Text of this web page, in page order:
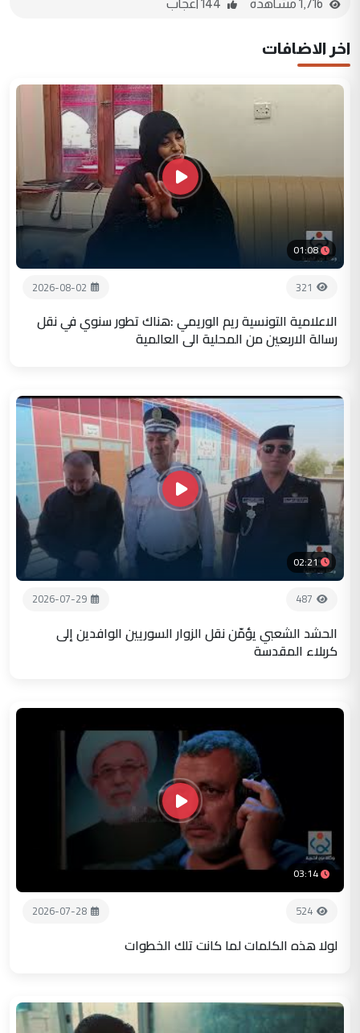
اخر الاضافات
01:08
321
2026-08-02
الاعلامية التونسية ريم الوريمي :هناك تطور سنوي في نقل
رسالة الاربعين من المحلية الى العالمية
02:21
487
2026-07-29
الحشد الشعبي يؤمّن نقل الزوار السوريين الوافدين إلى
كربلاء المقدسة
03:14
524
2026-07-28
لولا هذه الكلمات لما كانت تلك الخطوات